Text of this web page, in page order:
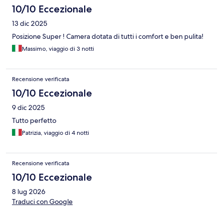
10/10 Eccezionale
13 dic 2025
Posizione Super ! Camera dotata di tutti i comfort e ben pulita!
Massimo, viaggio di 3 notti
Recensione verificata
10/10 Eccezionale
9 dic 2025
Tutto perfetto
Patrizia, viaggio di 4 notti
Recensione verificata
10/10 Eccezionale
8 lug 2026
Traduci con Google